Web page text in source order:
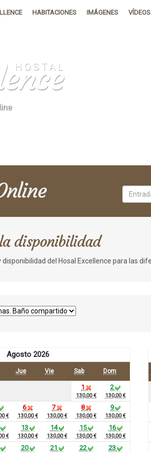
HABITACIONES IMÁGENES VÍDEOS
disponibilidad
del Hosal Excellence para las
Agosto 2026
Jue Vie Sab Dom
1
130,00 €
2
130,00 €
€
6
130,00 €
7
130,00 €
8
130,00 €
9
130,00 €
€
13
130,00 €
14
130,00 €
15
130,00 €
16
130,00 €
20 21 22 23